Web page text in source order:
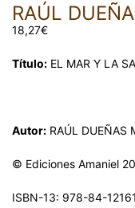
RAÚL
18,27€
Título: EL MAR Y LA
Autor: RAÚL DUEÑAS
© Ediciones Amaniel
ISBN-13: 978-84-